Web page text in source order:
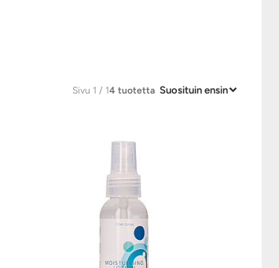
Sivu 1 / 14 tuotetta Suosituin ensin